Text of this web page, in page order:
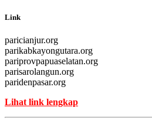
Link
paricianjur.org
parikabkayongutara.org
pariprovpapuaselatan.org
parisarolangun.org
paridenpasar.org
Lihat link lengkap